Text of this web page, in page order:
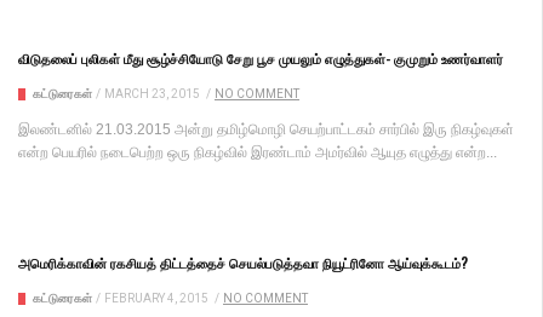
விடுதலைப் புலிகள் மீது சூழ்ச்சியோடு சேறு பூச முயலும் எழுத்துகள்- குமுறும் உணர்வாளர்
கட்டுரைகள் / MARCH 23, 2015 / NO COMMENT
இலண்டனில் 21.03.2015 அன்று தமிழ்மொழி செயற்பாட்டகம் சார்பில் இரு நிகழ்வுகள்
என்ற பெயரில் நடைபெற்ற ஒரு நிகழ்வில் இரண்டாம் அமர்வில் ஆயுத எழுத்து என்ற...
அமெரிக்காவின் ரகசியத் திட்டத்தைச் செயல்படுத்தவா நியூட்ரினோ ஆய்வுக்கூடம்?
கட்டுரைகள் / FEBRUARY 4, 2015 / NO COMMENT